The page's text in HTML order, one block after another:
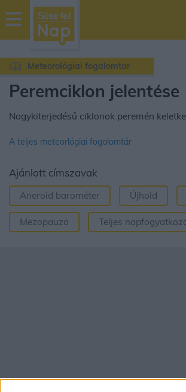
sussfelnap.hu
időjárás
Meteorológiai fogalomtar
Peremciklon jelentése
Nagykiterjedésű ciklonok peremén
A teljes meteorlógiai fogalomtár
Ajánlott címszavak
Aneroid barométer Újhold
Mezopauza Teljes